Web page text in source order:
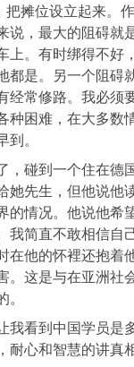
把摊位设立起来。
说，最大的阻碍就
上。有时绑得不好
都是。另一个阻碍
经常修路。我必须
种困难，在大多数
。
，碰到一个住在德
她先生，但他说他
的情况。他说他希
我简直不敢相信自
在他的怀裡还抱着
。这是与在亚洲社
我看到中国学员是
耐心和智慧的讲真